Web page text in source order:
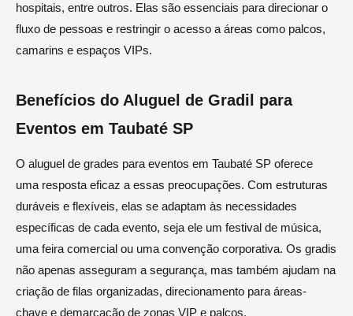
hospitais, entre outros. Elas são essenciais para direcionar o
fluxo de pessoas e restringir o acesso a áreas como palcos,
camarins e espaços VIPs.
Benefícios do Aluguel de Gradil para
Eventos em Taubaté SP
O aluguel de grades para eventos em Taubaté SP oferece
uma resposta eficaz a essas preocupações. Com estruturas
duráveis e flexíveis, elas se adaptam às necessidades
específicas de cada evento, seja ele um festival de música,
uma feira comercial ou uma convenção corporativa. Os gradis
não apenas asseguram a segurança, mas também ajudam na
criação de filas organizadas, direcionamento para áreas-
chave e demarcação de zonas VIP e palcos.